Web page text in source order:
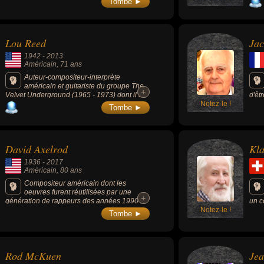
des cygnes, Sérénade pour cordes, Manfred,
et
et plus généralement l'un des pionniers de la
Lou Reed
1942 - 2013
Américain, 71 ans
Auteur-compositeur-interprète
américain et guitariste du groupe The
Velvet Underground (1965 - 1973) dont il fut
le principal auteur et compositeur des
chansons devenus populaires après la
+
+
Tombe ► Notez-le !
David Axelrod
1936 - 2017
Américain, 80 ans
Compositeur américain dont les
oeuvres furent réutilisées par une
génération de rappeurs des années 1990
qui avaient trouvé la matière à des samples
+
+
Tombe ► Notez-le !
un
et
Rod McKuen